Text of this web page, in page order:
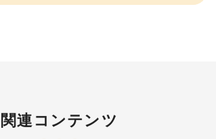
関連コンテンツ